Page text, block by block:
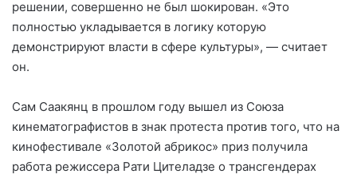
решении, совершенно не был шокирован. «Это
полностью укладывается в логику которую
демонстрируют власти в сфере культуры», — считает
он.
Сам Саакянц в прошлом году вышел из Союза
кинематографистов в знак протеста против того, что на
кинофестивале «Золотой абрикос» приз получила
работа режиссера Рати Цителадзе о трансгендерах